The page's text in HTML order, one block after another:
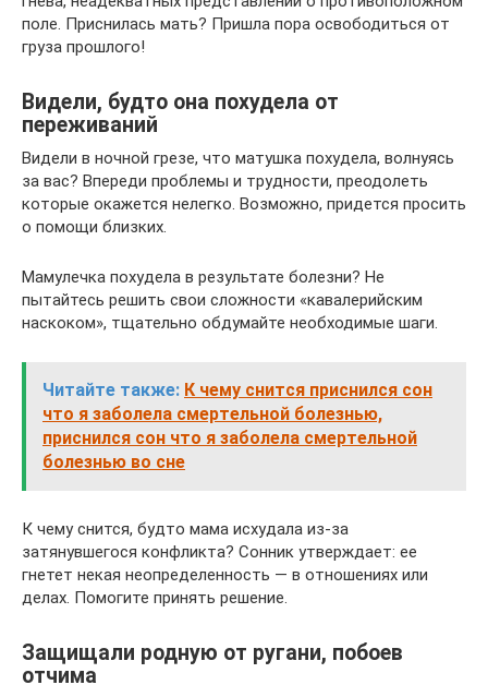
поле. Приснилась мать? Пришла пора освободиться от
груза прошлого!
Видели, будто она похудела от
переживаний
Видели в ночной грезе, что матушка похудела, волнуясь
за вас? Впереди проблемы и трудности, преодолеть
которые окажется нелегко. Возможно, придется просить
о помощи близких.
Мамулечка похудела в результате болезни? Не
пытайтесь решить свои сложности «кавалерийским
наскоком», тщательно обдумайте необходимые шаги.
Читайте также: К чему снится приснился сон
что я заболела смертельной болезнью,
приснился сон что я заболела смертельной
болезнью во сне
К чему снится, будто мама исхудала из-за
затянувшегося конфликта? Сонник утверждает: ее
гнетет некая неопределенность — в отношениях или
делах. Помогите принять решение.
Защищали родную от ругани, побоев
отчима